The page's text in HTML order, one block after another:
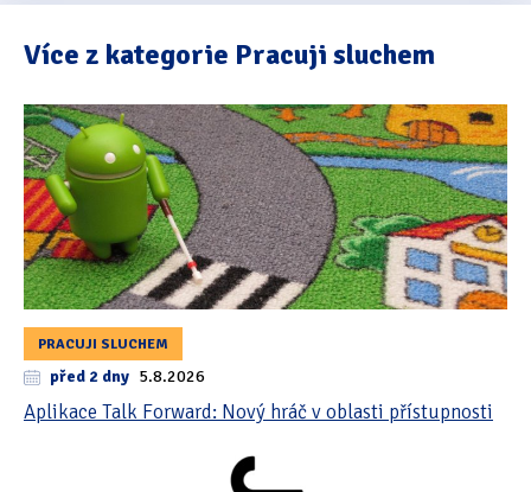
Více z kategorie Pracuji sluchem
PRACUJI SLUCHEM
před 2 dny 5.8.2026
Aplikace Talk Forward: Nový hráč v oblasti přístupnosti